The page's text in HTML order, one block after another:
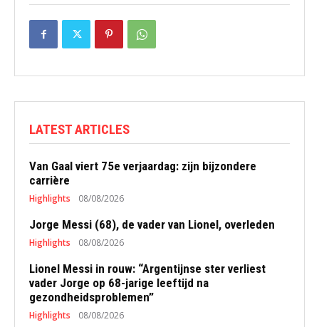
LATEST ARTICLES
Van Gaal viert 75e verjaardag: zijn bijzondere
carrière
Highlights 08/08/2026
Jorge Messi (68), de vader van Lionel, overleden
Highlights 08/08/2026
Lionel Messi in rouw: “Argentijnse ster verliest
vader Jorge op 68-jarige leeftijd na
gezondheidsproblemen”
Highlights 08/08/2026